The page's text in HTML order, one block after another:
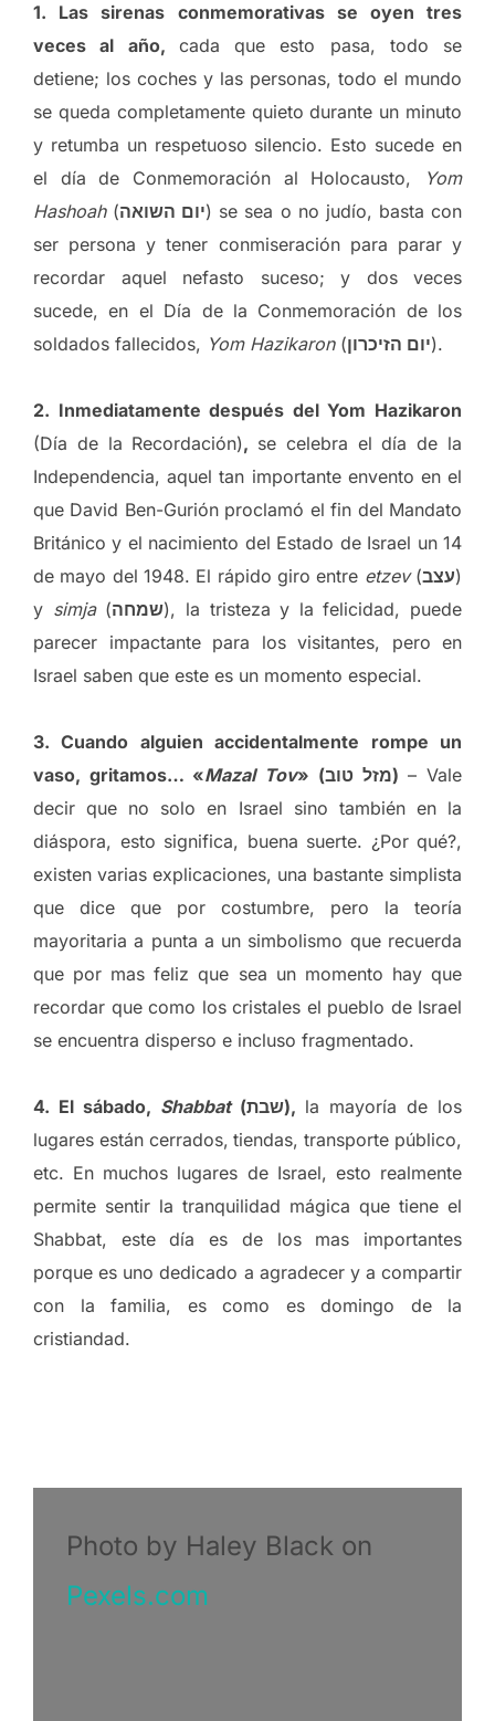
1. Las sirenas conmemorativas se oyen tres
veces al año, cada que esto pasa, todo se
detiene; los coches y las personas, todo el mundo
se queda completamente quieto durante un minuto
y retumba un respetuoso silencio. Esto sucede en
el día de Conmemoración al Holocausto,
Yom
Hashoah(יום השואה) se sea o no judío, basta con
ser persona y tener conmiseración para parar y
recordar aquel nefasto suceso; y dos veces
sucede, en el Día de la Conmemoración de los
soldados fallecidos, Yom Hazikaron(יום הזיכרון).
2. Inmediatamente después del Yom Hazikaron
(Día de la Recordación), se celebra el día de la
Independencia, aquel tan importante envento en el
que David Ben-Gurión proclamó el fin del Mandato
Británico y el nacimiento del Estado de Israel un 14
de mayo del 1948. El rápido giro entre etzev (עצב)
y simja (שמחה), la tristeza y la felicidad, puede
parecer impactante para los visitantes, pero en
Israel saben que este es un momento especial.
3. Cuando alguien accidentalmente rompe un
vaso, gritamos… «Mazal Tov » (מזל טוב) – Vale
decir que no solo en Israel sino también en la
diáspora, esto significa, buena suerte. ¿Por qué?,
existen varias explicaciones, una bastante simplista
que dice que por costumbre, pero la teoría
mayoritaria a punta a un simbolismo que recuerda
que por mas feliz que sea un momento hay que
recordar que como los cristales el pueblo de Israel
se encuentra disperso e incluso fragmentado.
4. El sábado, Shabbat (שבת), la mayoría de los
lugares están cerrados, tiendas, transporte público,
etc. En muchos lugares de Israel, esto realmente
permite sentir la tranquilidad mágica que tiene el
Shabbat, este día es de los mas importantes
porque es uno dedicado a agradecer y a compartir
con la familia, es como es domingo de la
cristiandad.
Photo by Haley Black on
Pexels.com